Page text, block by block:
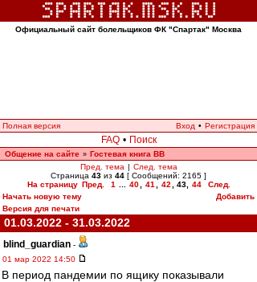
Официальный сайт болельщиков ФК "Спартак" Москва
Полная версия Вход • Регистрация
FAQ • Поиск
Общение на сайте » Гостевая книга ВВ
Пред. тема | След. тема
Страница 43 из 44 [ Сообщений: 2165 ]
На страницу Пред. 1 40 41 42 43, 44
След.
Начать новую тему
Добавить
Версия для печати
01.03.2022 - 31.03.2022
blind_guardian -
01 мар 2022 14:50
В период пандемии по ящику показывали